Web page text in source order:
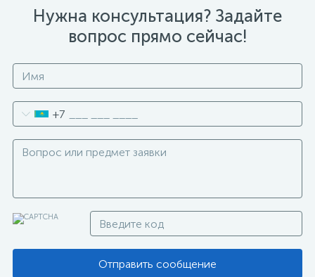
Нужна консультация? Задайте
вопрос прямо сейчас!
+7
Отправить сообщение